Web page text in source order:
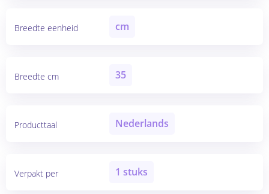
Breedte eenheid cm
Breedte cm 35
Producttaal Nederlands
Verpakt per 1 stuks